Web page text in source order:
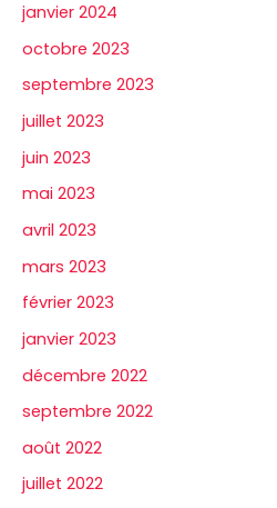
janvier 2024
octobre 2023
septembre 2023
juillet 2023
juin 2023
mai 2023
avril 2023
mars 2023
février 2023
janvier 2023
décembre 2022
septembre 2022
août 2022
juillet 2022